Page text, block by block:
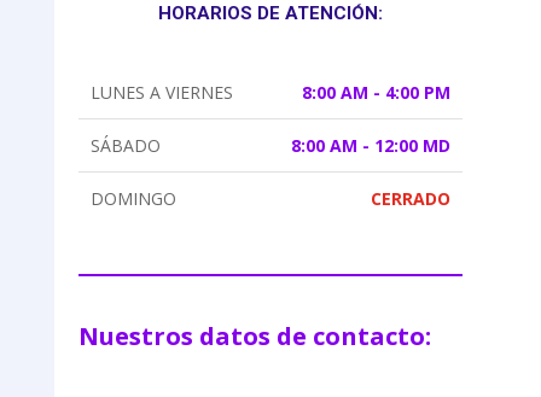
HORARIOS DE ATENCIÓN:
LUNES A VIERNES 8:00 AM - 4:00 PM
SÁBADO 8:00 AM - 12:00 MD
DOMINGO CERRADO
Nuestros datos de contacto: